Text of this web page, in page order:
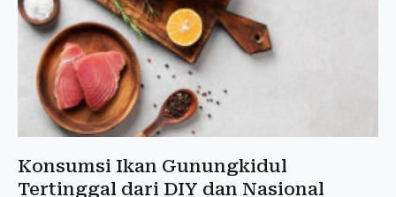
Konsumsi Ikan Gunungkidul
Tertinggal dari DIY dan Nasional